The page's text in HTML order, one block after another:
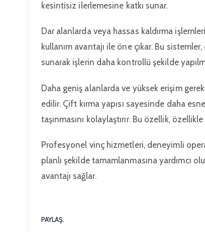
kesintisiz ilerlemesine katkı sunar.
Dar alanlarda veya hassas kaldırma
kullanım avantajı ile öne çıkar. Bu
sunarak işlerin daha kontrollü şekilde
Daha geniş alanlarda ve yüksek erişim
edilir. Çift kırma yapısı sayesinde daha
taşınmasını kolaylaştırır. Bu özellik,
Profesyonel vinç hizmetleri, deneyimli
planlı şekilde tamamlanmasına yardımcı
avantajı sağlar.
PAYLAŞ.